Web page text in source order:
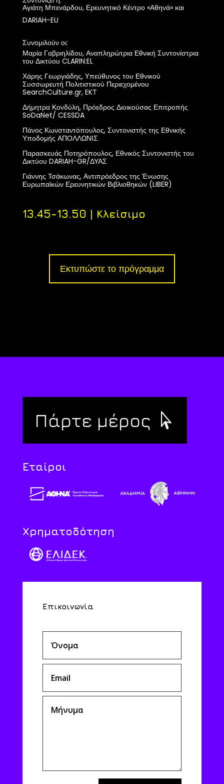
Αγιάτη Μπενάρδου, Ερευνητικό Κέντρο «Αθηνά»και
DARIAH-EU
Συνομιλούν οι:
Μαρία Γαβριηλίδου, Αναπληρώτρια Εθνική Συντονίστρια
του Δικτύου CLARIN:EL
Χάρης Γεωργιάδης, Yπεύθυνος του Εθνικού
Συσσωρευτή Πολιτιστικού Περιεχομένου
SearchCulture.gr, EKT
Δήμητρα Κονδύλη, Πρόεδρος Διοικούσας Επιτροπής
SoDaNet/ CESSDA
Πάνος Κωνσταντόπουλος, Συντονιστής της Εθνικής
Υποδομής ΑΠΟΛΛΩΝΙΣ
Παρασκευάς Ποτηρόπουλος, Εθνικός Συντονιστής του
Δικτύου DARIAH-GR/ΔΥΑΣ
Γιάννης Τσάκωνας, Αντιπρόεδρος της Ένωσης
Ευρωπαϊκών Ερευνητικών Βιβλιοθηκών (LIBER)
13.45-13.50 | Κλείσιμο
Εκτυπώστε το πρόγραμμα
Πάρτε μέρος
Εταίροι
Χρηματοδότηση
Επικοινωνία